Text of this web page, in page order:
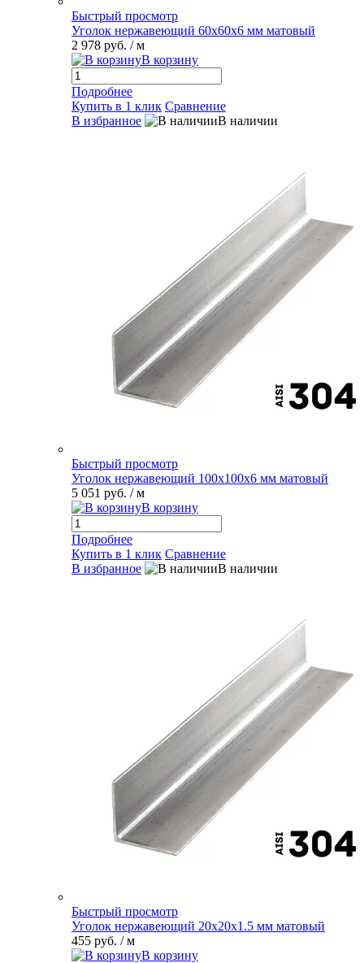
Быстрый просмотр
Уголок нержавеющий 60х60х6 мм матовый
2 978 руб. / м
В корзину
Подробнее
Купить в 1 клик Сравнение
В избранное
В наличии
Быстрый просмотр
Уголок нержавеющий 100х100х6 мм матовый
5 051 руб. / м
В корзину
Подробнее
Купить в 1 клик Сравнение
В избранное
В наличии
Быстрый просмотр
Уголок нержавеющий 20х20х1.5 мм матовый
455 руб. / м
В корзину